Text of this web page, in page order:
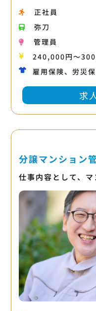
正社員
弥刀
管理員
240,000円〜
雇用保険、労災
求
分譲マンション
仕事内容として、